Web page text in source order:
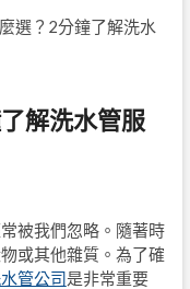
選？2分鐘了解洗水
解洗水管服
被我們忽略。隨著時
或其他雜質。為了確
管公司是非常重要